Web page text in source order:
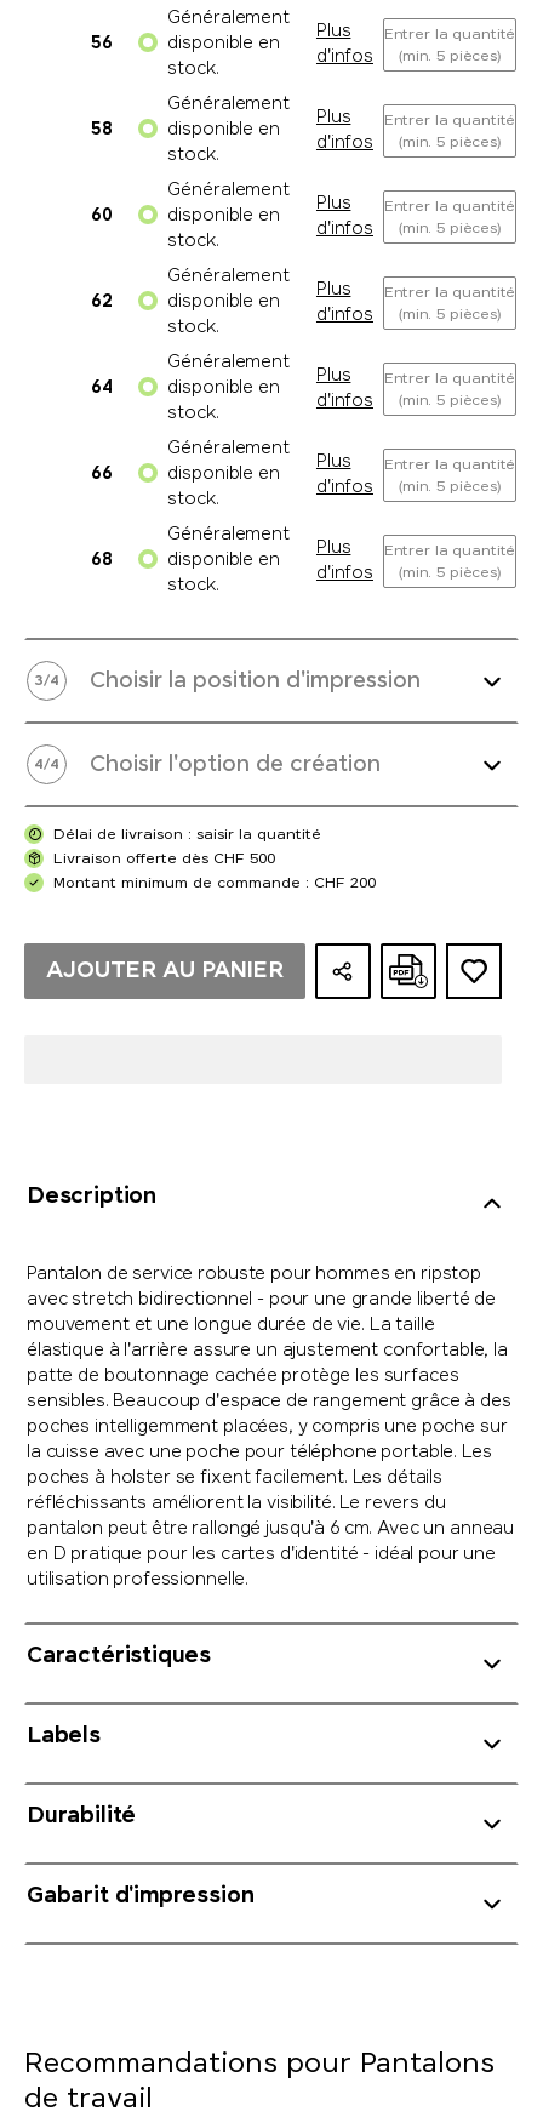
56
Généralement
disponible en
stock.
Plus
d'infos
Entrer la quantité
(min. 5 pièces)
58
Généralement
disponible en
stock.
Plus
d'infos
Entrer la quantité
(min. 5 pièces)
60
Généralement
disponible en
stock.
Plus
d'infos
Entrer la quantité
(min. 5 pièces)
62
Généralement
disponible en
stock.
Plus
d'infos
Entrer la quantité
(min. 5 pièces)
64
Généralement
disponible en
stock.
Plus
d'infos
Entrer la quantité
(min. 5 pièces)
66
Généralement
disponible en
stock.
Plus
d'infos
Entrer la quantité
(min. 5 pièces)
68
Généralement
disponible en
stock.
Plus
d'infos
Entrer la quantité
(min. 5 pièces)
3/4 Choisir la position d'impression
4/4 Choisir l'option de création
Délai de livraison : saisir la quantité
Livraison offerte dès CHF 500
Montant minimum de commande : CHF 200
AJOUTER AU PANIER
Description
Pantalon de service robuste pour hommes en ripstop
avec stretch bidirectionnel - pour une grande liberté de
mouvement et une longue durée de vie. La taille
élastique à l'arrière assure un ajustement confortable, la
patte de boutonnage cachée protège les surfaces
sensibles. Beaucoup d'espace de rangement grâce à des
poches intelligemment placées, y compris une poche sur
la cuisse avec une poche pour téléphone portable. Les
poches à holster se fixent facilement. Les détails
réfléchissants améliorent la visibilité. Le revers du
pantalon peut être rallongé jusqu'à 6 cm. Avec un anneau
en D pratique pour les cartes d'identité - idéal pour une
utilisation professionnelle.
Caractéristiques
Labels
Durabilité
Gabarit d'impression
Recommandations pour Pantalons
de travail